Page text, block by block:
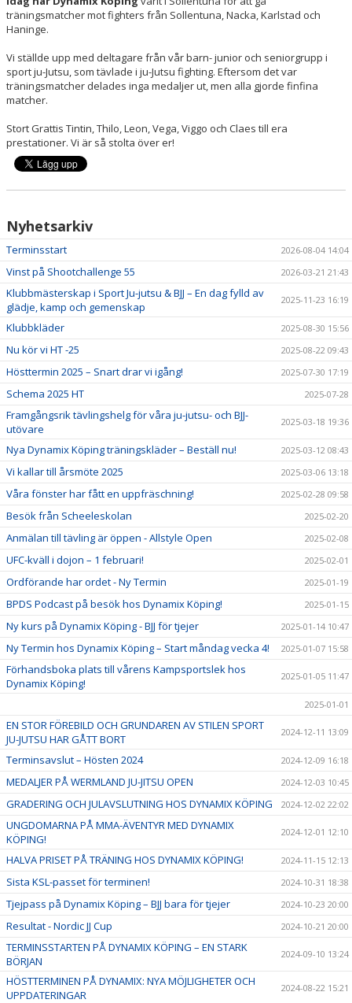
träningsmatcher mot fighters från Sollentuna, Nacka, Karlstad och
Haninge.
Vi ställde upp med deltagare från vår barn- junior och seniorgrupp i
sport ju-Jutsu, som tävlade i ju-Jutsu fighting. Eftersom det var
träningsmatcher delades inga medaljer ut, men alla gjorde finfina
matcher.
Stort Grattis Tintin, Thilo, Leon, Vega, Viggo och Claes till era
prestationer. Vi är så stolta över er!
Nyhetsarkiv
Terminsstart 2026-08-04 14:04
Vinst på Shootchallenge 55 2026-03-21 21:43
Klubbmästerskap i Sport Ju-jutsu & BJJ – En dag fylld av
glädje, kamp och gemenskap
2025-11-23 16:19
Klubbkläder 2025-08-30 15:56
Nu kör vi HT -25 2025-08-22 09:43
Hösttermin 2025 – Snart drar vi igång! 2025-07-30 17:19
Schema 2025 HT 2025-07-28
Framgångsrik tävlingshelg för våra ju-jutsu- och BJJ-
utövare
2025-03-18 19:36
Nya Dynamix Köping träningskläder – Beställ nu! 2025-03-12 08:43
Vi kallar till årsmöte 2025 2025-03-06 13:18
Våra fönster har fått en uppfräschning! 2025-02-28 09:58
Besök från Scheeleskolan 2025-02-20
Anmälan till tävling är öppen - Allstyle Open 2025-02-08
UFC-kväll i dojon – 1 februari! 2025-02-01
Ordförande har ordet - Ny Termin 2025-01-19
BPDS Podcast på besök hos Dynamix Köping! 2025-01-15
Ny kurs på Dynamix Köping - BJJ för tjejer 2025-01-14 10:47
Ny Termin hos Dynamix Köping – Start måndag vecka 4! 2025-01-07 15:58
Förhandsboka plats till vårens Kampsportslek hos
Dynamix Köping!
2025-01-05 11:47
2025-01-01
EN STOR FÖREBILD OCH GRUNDAREN AV STILEN SPORT
JU-JUTSU HAR GÅTT BORT
2024-12-11 13:09
Terminsavslut – Hösten 2024 2024-12-09 16:18
MEDALJER PÅ WERMLAND JU-JITSU OPEN 2024-12-03 10:45
GRADERING OCH JULAVSLUTNING HOS DYNAMIX KÖPING 2024-12-02 22:02
UNGDOMARNA PÅ MMA-ÄVENTYR MED DYNAMIX
KÖPING!
2024-12-01 12:10
HALVA PRISET PÅ TRÄNING HOS DYNAMIX KÖPING! 2024-11-15 12:13
Sista KSL-passet för terminen! 2024-10-31 18:38
Tjejpass på Dynamix Köping – BJJ bara för tjejer 2024-10-23 20:00
Resultat - Nordic JJ Cup 2024-10-21 20:00
TERMINSSTARTEN PÅ DYNAMIX KÖPING – EN STARK
BÖRJAN
2024-09-10 13:24
HÖSTTERMINEN PÅ DYNAMIX: NYA MÖJLIGHETER OCH
UPPDATERINGAR
2024-08-22 15:21